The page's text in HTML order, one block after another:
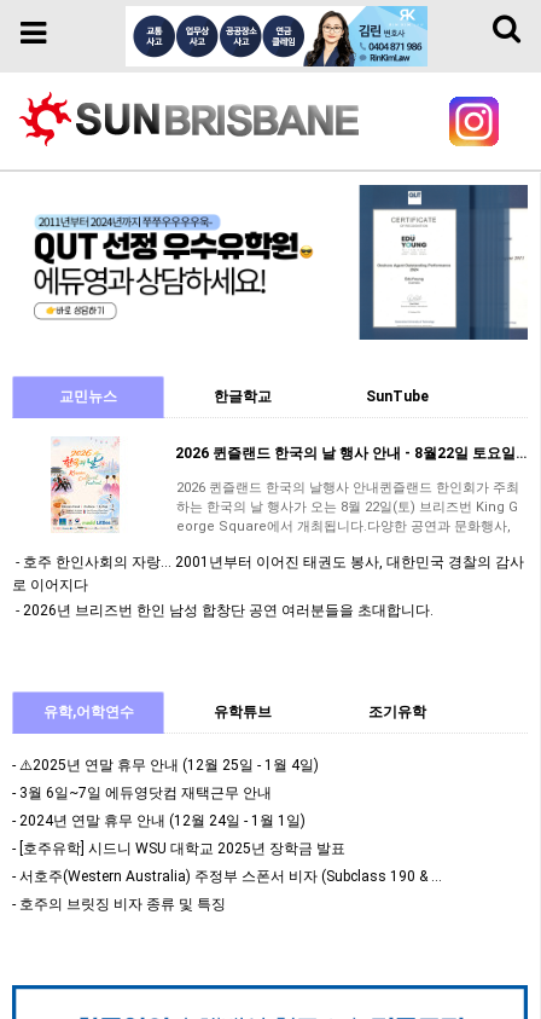
Toggle
Toggle
교민뉴스 한글학교 SunTube
2026 퀸즐랜드 한국의 날 행사 안내 - 8월22일 토요일/브리즈번 King George…
2026 퀸즐랜드 한국의 날행사 안내퀸즐랜드 한인회가 주최
하는 한국의 날 행사가 오는 8월 22일(토) ​브리즈번 King G
eorge Square에서 개최됩니다.다양한 공연과 문화행사,
호주 한인사회의 자랑… 2001년부터 이어진 태권도 봉사, 대한민국 경찰의 감사
로 이어지다
2026년 브리즈번 한인 남성 합창단 공연 여러분들을 초대합니다.
유학,어학연수 유학튜브 조기유학
- ⚠️2025년 연말 휴무 안내 (12월 25일 - 1월 4일)
- 3월 6일~7일 에듀영닷컴 재택근무 안내
- 2024년 연말 휴무 안내 (12월 24일 - 1월 1일)
- [호주유학] 시드니 WSU 대학교 2025년 장학금 발표
- 서호주(Western Australia) 주정부 스폰서 비자 (Subclass 190 & …
- 호주의 브릿징 비자 종류 및 특징